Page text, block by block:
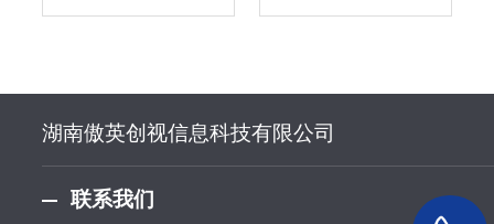
湖南傲英创视信息科技有限公司
联系我们